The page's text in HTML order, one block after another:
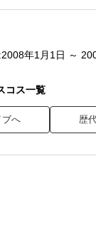
2008年1月1日 ～
コス一覧
ブへ 歴